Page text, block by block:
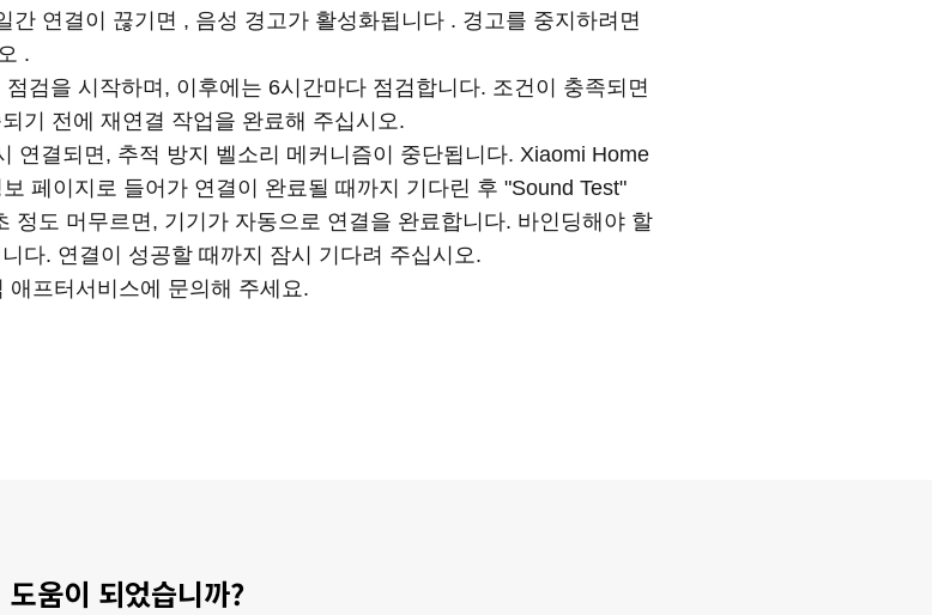
연결이 끊기면 , 음성 경고가 활성화됩니다 . 경고를 중지하려면
.
검을 시작하며, 이후에는 6시간마다 점검합니다. 조건이 충족되면
기 전에 재연결 작업을 완료해 주십시오.
연결되면, 추적 방지 벨소리 메커니즘이 중단됩니다. Xiaomi Home
페이지로 들어가 연결이 완료될 때까지 기다린 후 "Sound Test"
정도 머무르면, 기기가 자동으로 연결을 완료합니다. 바인딩해야 할
다. 연결이 성공할 때까지 잠시 기다려 주십시오.
프터서비스에 문의해 주세요.
도움이 되었습니까?